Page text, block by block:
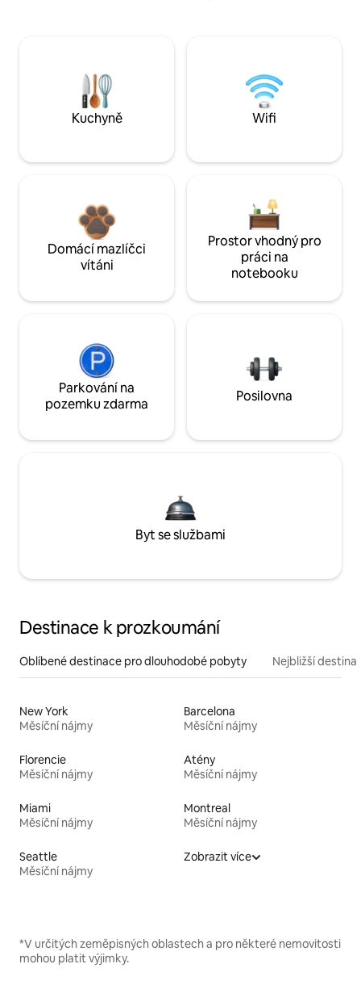
Kuchyně Wifi
Domácí mazlíčci
vítáni
Prostor vhodný pro
práci na
notebooku
Parkování na
pozemku zdarma
Posilovna
Byt se službami
Destinace k prozkoumání
Oblíbené destinace pro dlouhodobé pobyty Nejbližší
New York
Měsíční nájmy
Barcelona
Měsíční nájmy
Florencie
Měsíční nájmy
Atény
Měsíční nájmy
Miami
Měsíční nájmy
Montreal
Měsíční nájmy
Seattle
Měsíční nájmy
Zobrazit více
*V určitých zeměpisných oblastech a pro některé nemovitosti
mohou platit výjimky.